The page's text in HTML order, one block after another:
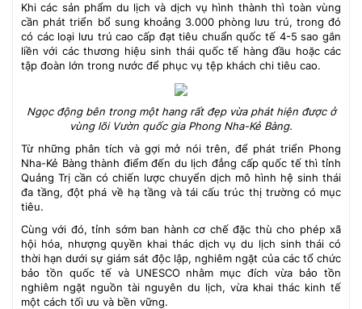
Khi các sản phẩm du lịch và dịch vụ hình thành thì toàn vùng
cần phát triển bổ sung khoảng 3.000 phòng lưu trú, trong đó
có các loại lưu trú cao cấp đạt tiêu chuẩn quốc tế 4-5 sao gắn
liền với các thương hiệu sinh thái quốc tế hàng đầu hoặc các
tập đoàn lớn trong nước để phục vụ tệp khách chi tiêu cao.
Ngọc động bên trong một hang rất đẹp vừa phát hiện được ở
vùng lõi Vườn quốc gia Phong Nha-Kẻ Bàng.
Từ những phân tích và gợi mở nói trên, để phát triển Phong
Nha-Kẻ Bàng thành điểm đến du lịch đẳng cấp quốc tế thì tỉnh
Quảng Trị cần có chiến lược chuyển dịch mô hình hệ sinh thái
đa tầng, đột phá về hạ tầng và tái cấu trúc thị trường có mục
tiêu.
Cùng với đó, tỉnh sớm ban hành cơ chế đặc thù cho phép xã
hội hóa, nhượng quyền khai thác dịch vụ du lịch sinh thái có
thời hạn dưới sự giám sát độc lập, nghiêm ngặt của các tổ chức
bảo tồn quốc tế và UNESCO nhằm mục đích vừa bảo tồn
nghiêm ngặt nguồn tài nguyên du lịch, vừa khai thác kinh tế
một cách tối ưu và bền vững.